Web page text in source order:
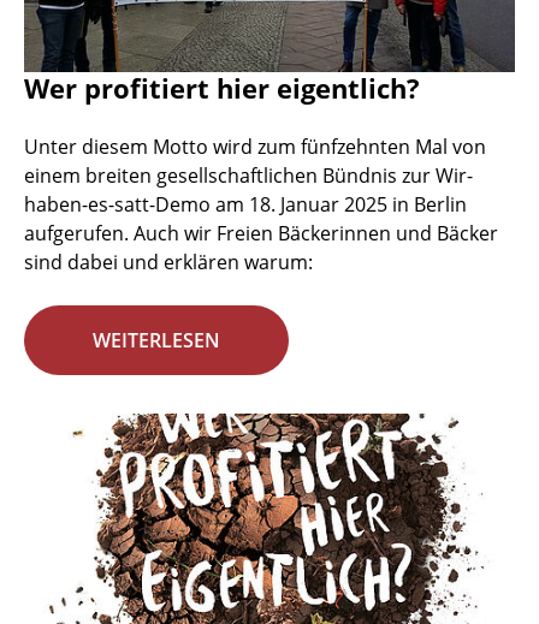
Wer profitiert hier eigentlich?
Unter diesem Motto wird zum fünfzehnten Mal von
einem breiten gesellschaftlichen Bündnis zur Wir-
haben-es-satt-Demo am 18. Januar 2025 in Berlin
aufgerufen. Auch wir Freien Bäckerinnen und Bäcker
sind dabei und erklären warum:
WEITERLESEN